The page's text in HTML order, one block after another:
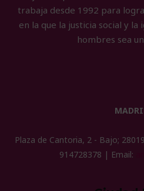
trabaja desde 1992 para
en la que la justicia social y
hombres sea
Plaza de Cantoria, 2 - Bajo;
914728378 | Email: